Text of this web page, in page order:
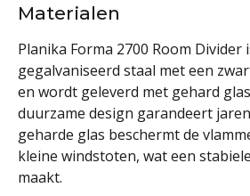
Materialen
Planika Forma 2700 Room
gegalvaniseerd staal met een
en wordt geleverd met gehard
duurzame design garandeert
geharde glas beschermt de
kleine windstoten, wat een
maakt.